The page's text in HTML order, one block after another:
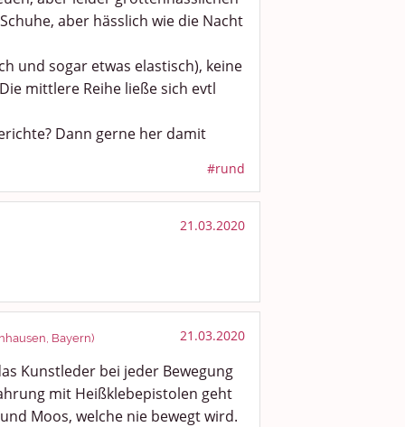
aber hässlich wie die Nacht
und sogar etwas elastisch), keine
mittlere Reihe ließe sich evtl
Dann gerne her damit
#rund
21.03.2020
Bayern) 21.03.2020
Kunstleder bei jeder Bewegung
mit Heißklebepistolen geht
Moos, welche nie bewegt wird.